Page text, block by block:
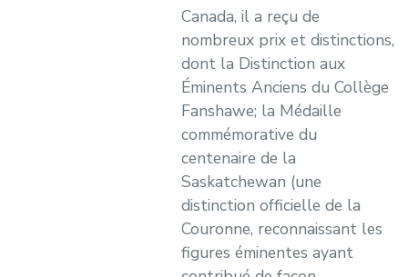
Canada, il a reçu de
nombreux prix et distinctions,
dont la Distinction aux
Éminents Anciens du Collège
Fanshawe; la Médaille
commémorative du
centenaire de la
Saskatchewan (une
distinction officielle de la
Couronne, reconnaissant les
figures éminentes ayant